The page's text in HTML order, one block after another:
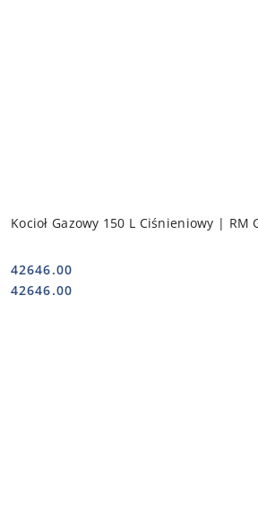
Kocioł Gazowy 150 L Ciśnieniowy | RM
Cena:
42646.00
Cena:
42646.00